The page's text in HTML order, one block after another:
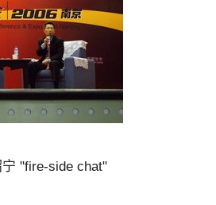
"fire-side chat"